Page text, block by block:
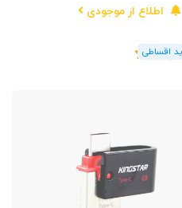
اطلاع از موجودی
رای)
5